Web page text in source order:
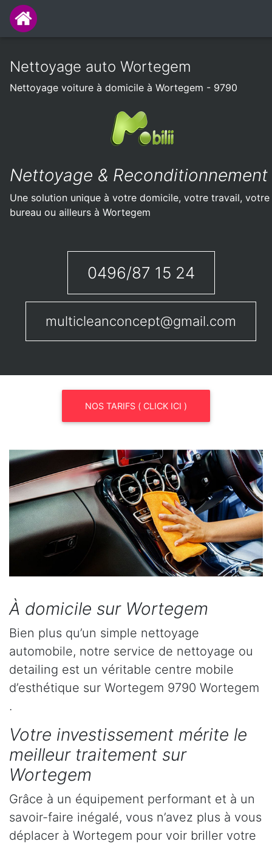
Nettoyage auto Wortegem
Nettoyage voiture à domicile à Wortegem - 9790
Nettoyage & Reconditionnement
Une solution unique à votre domicile, votre travail, votre
bureau ou ailleurs à Wortegem
0496/87 15 24
multicleanconcept@gmail.com
NOS TARIFS ( CLICK ICI )
À domicile sur Wortegem
Bien plus qu’un simple nettoyage
automobile, notre service de nettoyage ou
detailing est un véritable centre mobile
d’esthétique sur Wortegem 9790 Wortegem
.
Votre investissement mérite le
meilleur traitement sur
Wortegem
Grâce à un équipement performant et à un
savoir-faire inégalé, vous n’avez plus à vous
déplacer à Wortegem pour voir briller votre